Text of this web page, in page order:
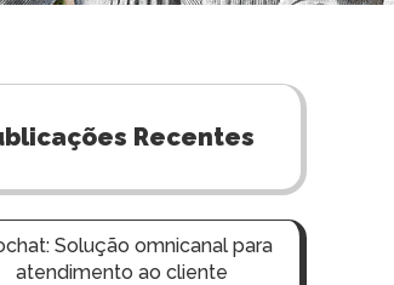
Recentes
Solução omnicanal para
atendimento ao cliente